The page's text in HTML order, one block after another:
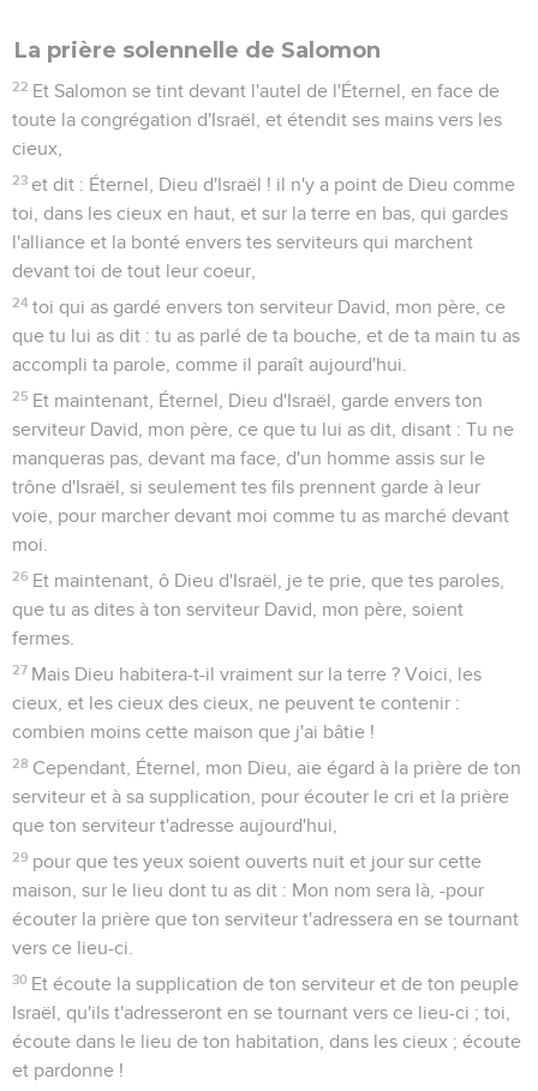
La prière solennelle de Salomon
22 Et Salomon se tint devant l'autel de l'Éternel, en face de
toute la congrégation d'Israël, et étendit ses mains vers les
cieux,
23 et dit : Éternel, Dieu d'Israël ! il n'y a point de Dieu comme
toi, dans les cieux en haut, et sur la terre en bas, qui gardes
l'alliance et la bonté envers tes serviteurs qui marchent
devant toi de tout leur coeur,
24 toi qui as gardé envers ton serviteur David, mon père, ce
que tu lui as dit : tu as parlé de ta bouche, et de ta main tu as
accompli ta parole, comme il paraît aujourd'hui.
25 Et maintenant, Éternel, Dieu d'Israël, garde envers ton
serviteur David, mon père, ce que tu lui as dit, disant : Tu ne
manqueras pas, devant ma face, d'un homme assis sur le
trône d'Israël, si seulement tes fils prennent garde à leur
voie, pour marcher devant moi comme tu as marché devant
moi.
26 Et maintenant, ô Dieu d'Israël, je te prie, que tes paroles,
que tu as dites à ton serviteur David, mon père, soient
fermes.
27 Mais Dieu habitera-t-il vraiment sur la terre ? Voici, les
cieux, et les cieux des cieux, ne peuvent te contenir :
combien moins cette maison que j'ai bâtie !
28 Cependant, Éternel, mon Dieu, aie égard à la prière de ton
serviteur et à sa supplication, pour écouter le cri et la prière
que ton serviteur t'adresse aujourd'hui,
29 pour que tes yeux soient ouverts nuit et jour sur cette
maison, sur le lieu dont tu as dit : Mon nom sera là, -pour
écouter la prière que ton serviteur t'adressera en se tournant
vers ce lieu-ci.
30 Et écoute la supplication de ton serviteur et de ton peuple
Israël, qu'ils t'adresseront en se tournant vers ce lieu-ci ; toi,
écoute dans le lieu de ton habitation, dans les cieux ; écoute
et pardonne !